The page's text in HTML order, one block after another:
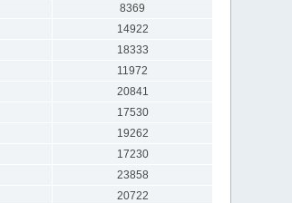
8369
14922
18333
11972
20841
17530
19262
17230
23858
20722